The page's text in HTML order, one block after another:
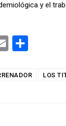
y el
E
ail m
LOS